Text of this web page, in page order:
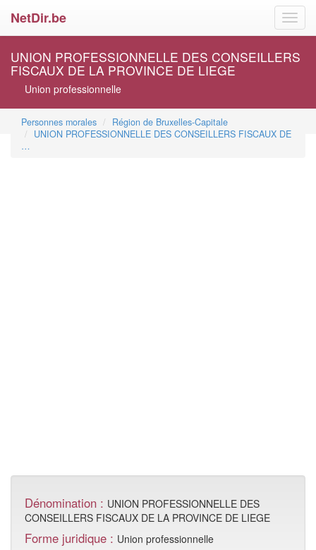
NetDir.be
UNION PROFESSIONNELLE DES CONSEILLERS
FISCAUX DE LA PROVINCE DE LIEGE
Union professionnelle
Personnes morales
Région de Bruxelles-Capitale
UNION PROFESSIONNELLE DES CONSEILLERS FISCAUX DE
…
Dénomination : UNION PROFESSIONNELLE DES
CONSEILLERS FISCAUX DE LA PROVINCE DE LIEGE
Forme juridique : Union professionnelle